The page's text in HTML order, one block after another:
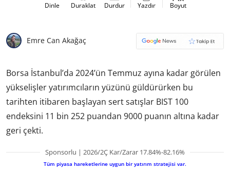
Dinle Duraklat Durdur Yazdır Boyut
Emre Can Akağaç
Borsa İstanbul’da 2024’ün Temmuz ayına kadar görülen
yükselişler yatırımcıların yüzünü güldürürken bu
tarihten itibaren başlayan sert satışlar BIST 100
endeksini 11 bin 252 puandan 9000 puanın altına kadar
geri çekti.
Sponsorlu | 2026/2Ç Kar/Zarar 17.84%-82.16%
Tüm piyasa hareketlerine uygun bir yatırım stratejisi var.